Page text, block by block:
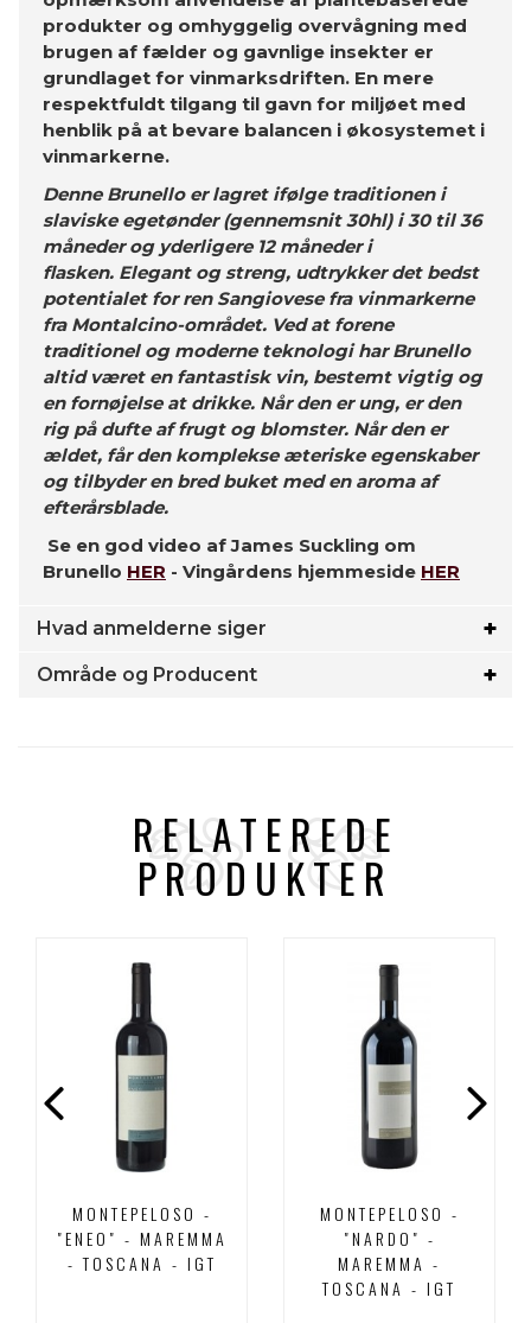
produkter og omhyggelig overvågning med
brugen af ​​fælder og gavnlige insekter er
grundlaget for vinmarksdriften. En mere
respektfuldt tilgang til gavn for miljøet med
henblik på at bevare balancen i økosystemet i
vinmarkerne.
Denne Brunello er lagret ifølge traditionen i
slaviske egetønder (gennemsnit 30hl) i 30 til 36
måneder og yderligere 12 måneder i
flasken. Elegant og streng, udtrykker det bedst
potentialet for ren Sangiovese fra vinmarkerne
fra Montalcino-området. Ved at forene
traditionel og moderne teknologi har Brunello
altid været en fantastisk vin, bestemt vigtig og
en fornøjelse at drikke. Når den er ung, er den
rig på dufte af frugt og blomster. Når den er
ældet, får den komplekse æteriske egenskaber
og tilbyder en bred buket med en aroma af
efterårsblade.
Se en god video af James Suckling om
Brunello HER - Vingårdens hjemmeside HER
Hvad anmelderne siger
Område og Producent
RELATEREDE
PRODUKTER
MONTEPELOSO -
"ENEO" - MAREMMA
- TOSCANA - IGT
MONTEPELOSO -
"NARDO" -
MAREMMA -
TOSCANA - IGT